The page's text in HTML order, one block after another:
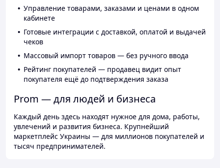
Управление товарами, заказами и ценами в одном
кабинете
Готовые интеграции с доставкой, оплатой и выдачей
чеков
Массовый импорт товаров — без ручного ввода
Рейтинг покупателей — продавец видит опыт
покупателя ещё до подтверждения заказа
Prom — для людей и бизнеса
Каждый день здесь находят нужное для дома, работы,
увлечений и развития бизнеса. Крупнейший
маркетплейс Украины — для миллионов покупателей и
тысяч предпринимателей.